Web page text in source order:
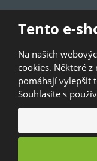
Tento e-
Na našich
cookies. Některé
pomáhají vylepšit
Souhlasíte s
GDPR |Kontakty